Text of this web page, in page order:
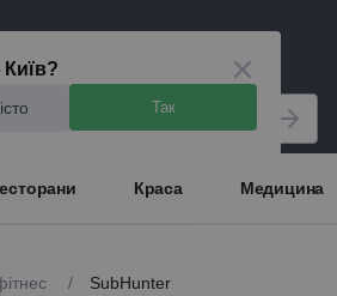
Так
Краса Медицина
/ SubHunter